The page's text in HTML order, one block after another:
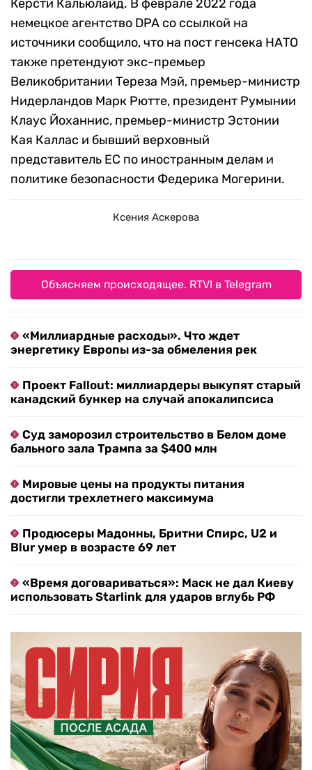
Керсти Кальюлайд. В феврале 2022 года
немецкое агентство DPA со ссылкой на
источники сообщило, что на пост генсека НАТО
также претендуют экс-премьер
Великобритании Тереза Мэй, премьер-министр
Нидерландов Марк Рютте, президент Румынии
Клаус Йоханнис, премьер-министр Эстонии
Кая Каллас и бывший верховный
представитель ЕС по иностранным делам и
политике безопасности Федерика Могерини.
Ксения Аскерова
Объясняем происходящее. RTVI в Telegram
«Миллиардные расходы». Что ждет
энергетику Европы из-за обмеления рек
Проект Fallout: миллиардеры выкупят старый
канадский бункер на случай апокалипсиса
Суд заморозил строительство в Белом доме
бального зала Трампа за $400 млн
Мировые цены на продукты питания
достигли трехлетнего максимума
Продюсеры Мадонны, Бритни Спирс, U2 и
Blur умер в возрасте 69 лет
«Время договариваться»: Маск не дал Киеву
использовать Starlink для ударов вглубь РФ